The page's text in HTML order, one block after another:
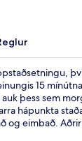
15
þess sem
hápunkta
og eimbað.